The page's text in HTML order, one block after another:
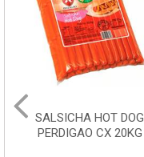
SALSICHA HOT DOG
PERDIGAO CX 20KG